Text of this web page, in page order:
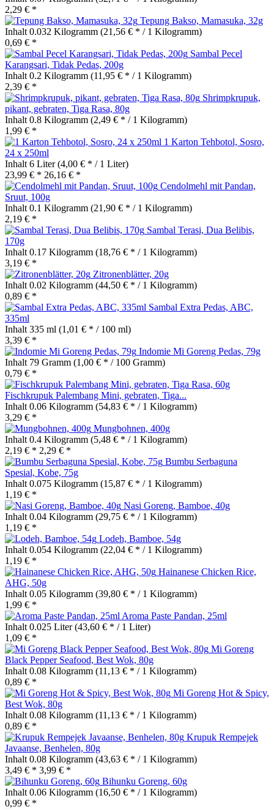
2,29 € *
Tepung Bakso, Mamasuka, 32g
Inhalt 0.032 Kilogramm (21,56 € * / 1 Kilogramm)
0,69 € *
Sambal Pecel
Karangsari, Tidak Pedas, 200g
Inhalt 0.2 Kilogramm (11,95 € * / 1 Kilogramm)
2,39 € *
Shrimpkrupuk,
pikant, gebraten, Tiga Rasa, 80g
Inhalt 0.8 Kilogramm (2,49 € * / 1 Kilogramm)
1,99 € *
1 Karton Tehbotol, Sosro,
24 x 250ml
Inhalt 6 Liter(4,00 € * / 1 Liter)
23,99 € * 26,16 € *
Cendolmehl mit Pandan,
Sruut, 100g
Inhalt 0.1 Kilogramm (21,90 € * / 1 Kilogramm)
2,19 € *
Sambal Terasi, Dua Belibis,
170g
Inhalt 0.17 Kilogramm (18,76 € * / 1 Kilogramm)
3,19 € *
Zitronenblätter, 20g
Inhalt 0.02 Kilogramm (44,50 € * / 1 Kilogramm)
0,89 € *
Sambal Extra Pedas, ABC,
335ml
Inhalt 335 ml (1,01 € * / 100 ml)
3,39 € *
Indomie Mi Goreng Pedas, 79g
Inhalt 79 Gramm (1,00 € * / 100 Gramm)
0,79 € *
Fischkrupuk Palembang Mini, gebraten, Tiga...
Inhalt 0.06 Kilogramm (54,83 € * / 1 Kilogramm)
3,29 € *
Mungbohnen, 400g
Inhalt 0.4 Kilogramm (5,48 € * / 1 Kilogramm)
2,19 € * 2,29 € *
Bumbu Serbaguna
Spesial, Kobe, 75g
Inhalt 0.075 Kilogramm (15,87 € * / 1 Kilogramm)
1,19 € *
Nasi Goreng, Bamboe, 40g
Inhalt 0.04 Kilogramm (29,75 € * / 1 Kilogramm)
1,19 € *
Lodeh, Bamboe, 54g
Inhalt 0.054 Kilogramm (22,04 € * / 1 Kilogramm)
1,19 € *
Hainanese Chicken Rice,
AHG, 50g
Inhalt 0.05 Kilogramm (39,80 € * / 1 Kilogramm)
1,99 € *
Aroma Paste Pandan, 25ml
Inhalt 0.025 Liter(43,60 € * / 1 Liter)
1,09 € *
Mi Goreng
Black Pepper Seafood, Best Wok, 80g
Inhalt 0.08 Kilogramm (11,13 € * / 1 Kilogramm)
0,89 € *
Mi Goreng Hot & Spicy,
Best Wok, 80g
Inhalt 0.08 Kilogramm (11,13 € * / 1 Kilogramm)
0,89 € *
Krupuk Rempejek
Javaanse, Benhelen, 80g
Inhalt 0.08 Kilogramm (43,63 € * / 1 Kilogramm)
3,49 € * 3,99 € *
Bihunku Goreng, 60g
Inhalt 0.06 Kilogramm (16,50 € * / 1 Kilogramm)
0,99 € *